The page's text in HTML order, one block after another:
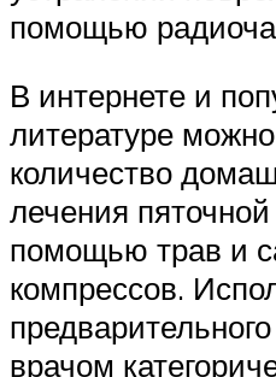
помощью
В интернете и
литературе
количество
лечения
помощью трав и
компрессов.
врачом